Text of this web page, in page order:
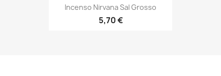
Incenso Nirvana Sal Grosso
5,70 €